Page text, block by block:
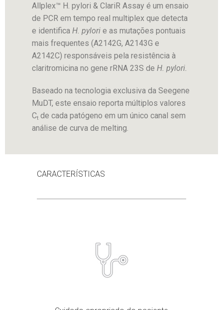
Allplex™ H. pylori & ClariR Assay é um ensaio
de PCR em tempo real multiplex que detecta
e identificaH. pylori e as mutações pontuais
mais frequentes (A2142G, A2143G e
A2142C) responsáveis pela resistência à
claritromicina no gene rRNA 23S deH. pylori.
Baseado na tecnologia exclusiva da Seegene
MuDT, este ensaio reporta múltiplos valores
Ct de cada patógeno em um único canal sem
análise de curva de melting.
CARACTERÍSTICAS